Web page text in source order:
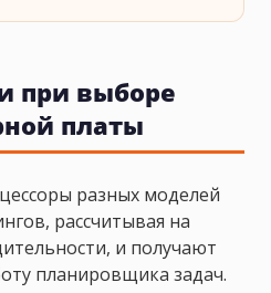
при выборе
платы
разных моделей
рассчитывая на
и получают
планировщика задач.